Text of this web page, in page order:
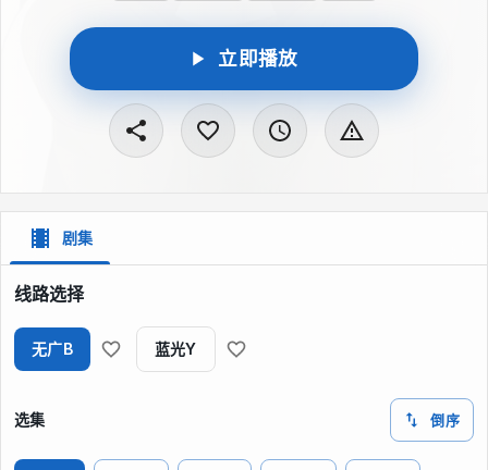
立即播放
剧集
线路选择
无广B 蓝光Y
选集 倒序